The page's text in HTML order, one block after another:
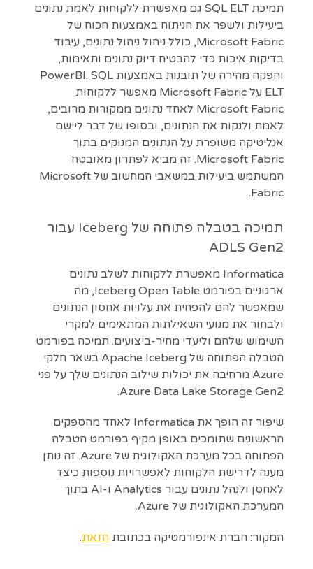
תמיכת SQL ELT גם מאפשרת ללקוחות לאמת נתונים
ביעילות ולשפר את הניתוח באמצעות הכוח של
Microsoft Fabric, כולל ניהול ניהול נתונים, עיבוד
בדיקות איכות כדי להבטיח דיוק נתונים ותאימות,
והפקה מהירה של תובנות באמצעות PowerBI. SQL
ELT על Microsoft Fabric מאפשר ללקוחות
Microsoft Fabric לאחד נתונים ממקורות מרובים,
לאמת ולנקות את הנתונים, ובסופו של דבר ליישם
אנליטיקה משופרת על הנתונים המנוקים בתוך
Microsoft Fabric. זה מביא לפתרון מאובטח
המשתמש ביעילות במשאבי המחשוב של Microsoft
Fabric.
תמיכה בטבלה פתוחה של Iceberg עבור
ADLS Gen2
Informatica מאפשרת ללקוחות לשלב נתונים
ארגוניים בפורמט Iceberg Open Table, מה
שמאפשר להם להפחית את עלויות אחסון הנתונים
ולבחור את מנועי השאילתות המתאימים למקרי
השימוש שלהם וליעדי מחיר-ביצועים. תמיכה בפורמט
הטבלה הפתוחה של Apache Iceberg בשאר חלקי
Azure מרחיבה את יכולות שילוב הנתונים שלך על פני
Azure Data Lake Storage Gen2.
שיפור זה הופך את Informatica לאחד מהספקים
הראשונים שתומכים באופן מקיף בפורמט הטבלה
הפתוחה בכל מערכת האקולוגית של Azure. זה נותן
מענה לדרישת הלקוחות לאפשרויות נוספות כיצד
לאחסן ולנהל נתונים עבור Analytics ו-AI בתוך
המערכת האקולוגית של Azure.
המקור: חברת אינפורמטיקה בכתובתהזאת.